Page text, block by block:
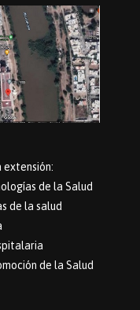
extensión:
de la Salud
de la salud
de la Salud